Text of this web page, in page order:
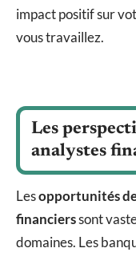
impact positif sur
vous travaillez.
Les
analystes
Lesopportunités
financierssont
domaines. Les